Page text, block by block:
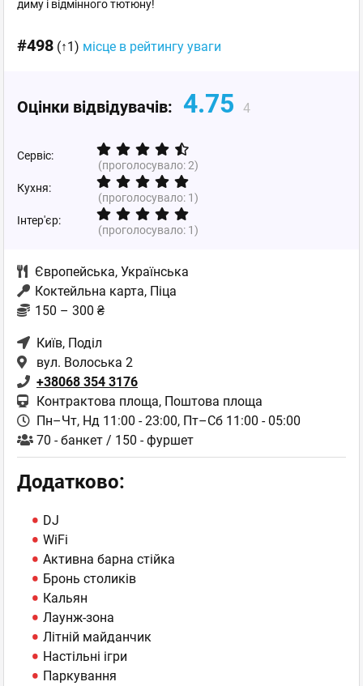
диму і відмінного тютюну!
#498 (↑1) місце в рейтингу уваги
Оцінки відвідувачів: 4.75 4
Сервіс:
(проголосувало:2)
Кухня:
(проголосувало: 1)
Інтер'єр:
(проголосувало: 1)
Європейська, Українська
Коктейльна карта, Піца
150 – 300 ₴
Київ, Поділ
вул. Волоська 2
+38068 354 3176
Контрактова площа, Поштова площа
Пн–Чт, Нд 11:00 - 23:00, Пт–Сб 11:00 - 05:00
70 - банкет / 150 - фуршет
Додатково:
DJ
WiFi
Активна барна стійка
Бронь столиків
Кальян
Лаунж-зона
Літній майданчик
Настільні ігри
Паркування